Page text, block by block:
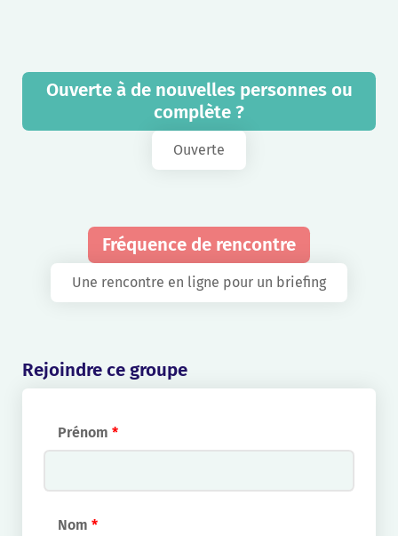
Ouverte à de nouvelles personnes ou
complète ?
Ouverte
Fréquence de rencontre
Une rencontre en ligne pour un briefing
Rejoindre ce groupe
Prénom *
Nom *